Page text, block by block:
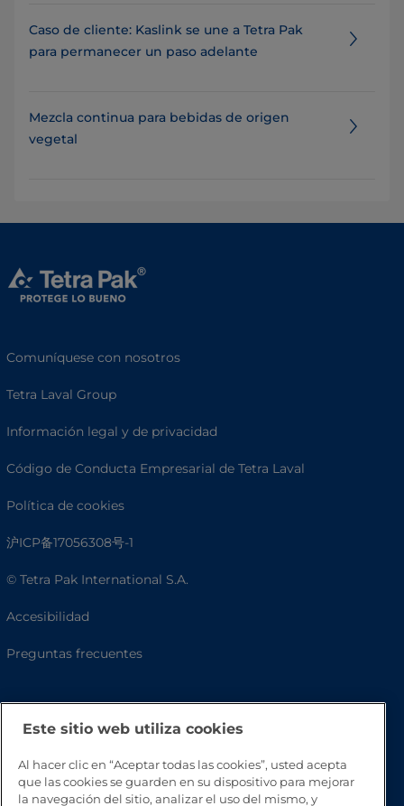
Caso de cliente: Kaslink se une a Tetra Pak
para permanecer un paso adelante
Mezcla continua para bebidas de origen
vegetal
Comuníquese con nosotros
Tetra Laval Group
Información legal y de privacidad
Código de Conducta Empresarial de Tetra Laval
Política de cookies
沪ICP备17056308号-1
© Tetra Pak International S.A.
Accesibilidad
Preguntas frecuentes
Este sitio web utiliza cookies
Al hacer clic en “Aceptar todas las cookies”, usted acepta
que las cookies se guarden en su dispositivo para mejorar
la navegación del sitio, analizar el uso del mismo, y